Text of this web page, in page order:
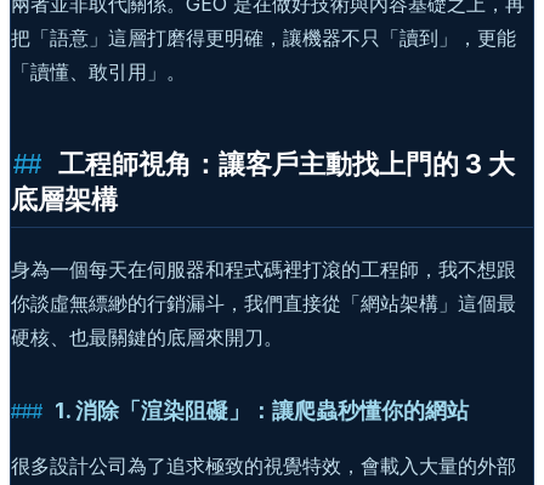
把「語意」這層打磨得更明確，讓機器不只「讀到」，更能
「讀懂、敢引用」。
工程師視角：讓客戶主動找上門的 3 大
底層架構
身為一個每天在伺服器和程式碼裡打滾的工程師，我不想跟
你談虛無縹緲的行銷漏斗，我們直接從「網站架構」這個最
硬核、也最關鍵的底層來開刀。
1. 消除「渲染阻礙」：讓爬蟲秒懂你的網站
很多設計公司為了追求極致的視覺特效，會載入大量的外部